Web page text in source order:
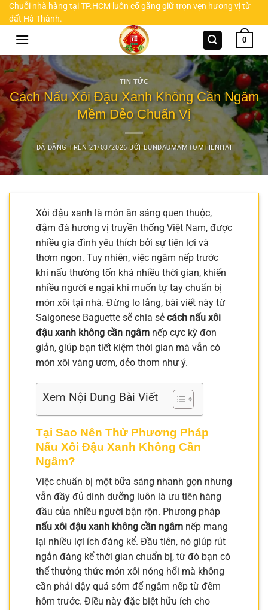
Chuyển
đến
Chuỗi nhà hàng tại TP.HCM luôn cố gắng giữ trọn vẹn hương vị từ
đất Hà Thành.
0
TIN TỨC
Cách Nấu Xôi Đậu Xanh Không Cần Ngâm
Mềm Dẻo Chuẩn Vị
ĐÃ ĐĂNG TRÊN21/03/2026 BỞIBUNDAUMAMTOMTIENHAI
Xôi đậu xanh là món ăn sáng quen thuộc,
đậm đà hương vị truyền thống Việt Nam, được
nhiều gia đình yêu thích bởi sự tiện lợi và
thơm ngon. Tuy nhiên, việc ngâm nếp trước
khi nấu thường tốn khá nhiều thời gian, khiến
nhiều người e ngại khi muốn tự tay chuẩn bị
món xôi tại nhà. Đừng lo lắng, bài viết này từ
Saigonese Baguette sẽ chia sẻ cách nấu xôi
đậu xanh không cần ngâm nếp cực kỳ đơn
giản, giúp bạn tiết kiệm thời gian mà vẫn có
món xôi vàng ươm, dẻo thơm như ý.
Xem Nội Dung Bài Viết
Tại Sao Nên Thử Phương Pháp
Nấu Xôi Đậu Xanh Không Cần
Ngâm?
Việc chuẩn bị một bữa sáng nhanh gọn nhưng
vẫn đầy đủ dinh dưỡng luôn là ưu tiên hàng
đầu của nhiều người bận rộn. Phương pháp
nấu xôi đậu xanh không cần ngâm nếp mang
lại nhiều lợi ích đáng kể. Đầu tiên, nó giúp rút
ngắn đáng kể thời gian chuẩn bị, từ đó bạn có
thể thưởng thức món xôi nóng hổi mà không
cần phải dậy quá sớm để ngâm nếp từ đêm
hôm trước. Điều này đặc biệt hữu ích cho